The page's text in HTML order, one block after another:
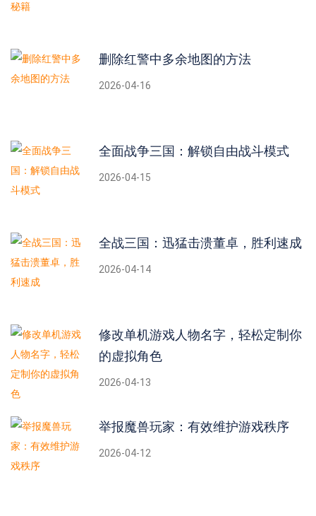
删除红警中多余地图的方法
2026-04-16
全面战争三国：解锁自由战斗模式
2026-04-15
全战三国：迅猛击溃董卓，胜利速成
2026-04-14
修改单机游戏人物名字，轻松定制你
的虚拟角色
2026-04-13
举报魔兽玩家：有效维护游戏秩序
2026-04-12